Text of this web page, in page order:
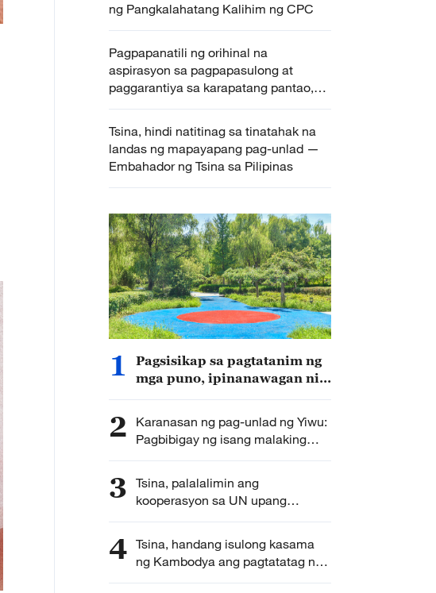
ng Pangkalahatang Kalihim ng CPC
Pagpapanatili ng orihinal na
aspirasyon sa pagpapasulong at
paggarantiya sa karapatang pantao,
ipinanawagan ng panig Tsino
Tsina, hindi natitinag sa tinatahak na
landas ng mapayapang pag-unlad —
Embahador ng Tsina sa Pilipinas
1
Pagsisikap sa pagtatanim ng
mga puno, ipinanawagan ni
2
Karanasan ng pag-unlad ng Yiwu:
Pagbibigay ng isang malaking
damit para sa isang batang
3 Tsina, palalalimin ang
kooperasyon sa UN upang
mapasulong ang pandaigdigang
pangkaunlaran
4 Tsina, handang isulong kasama
ng Kambodya ang pagtatatag ng
mas makatarungan at